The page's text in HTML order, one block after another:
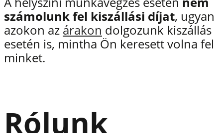
számolunk fel kiszállási díjat, ugyan
azokon az árakon dolgozunk kiszállás
esetén is, mintha Ön keresett volna fel
minket.
Rólunk